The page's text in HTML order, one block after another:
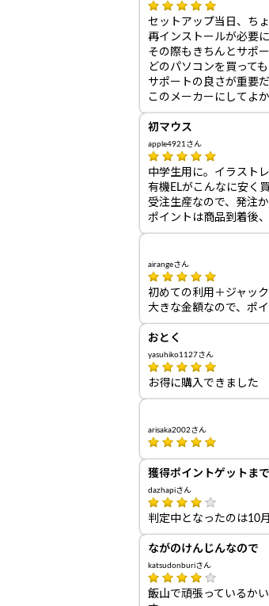
セットアップ当日、ち
再インストールが必要
その際もきちんとサポ
どのパソコンを買って
サポートの良さが重要
このメーカーにしてよか
初マウス
apple4921さん
中学生用に。イラスト
有機ELがこんなに安く
受注生産なので、発注
ポイントは商品到着後
airangeさん
初めての利用＋ジャッ
大きな金額なので、ポ
おとく
yasuhiko1127さん
お得に購入できました
arisaka2002さん
獲得ポイントゲットま
dazhapiさん
判定中となったのは10
ながのけんじんなので
katsudonburiさん
飯山で頑張っているか